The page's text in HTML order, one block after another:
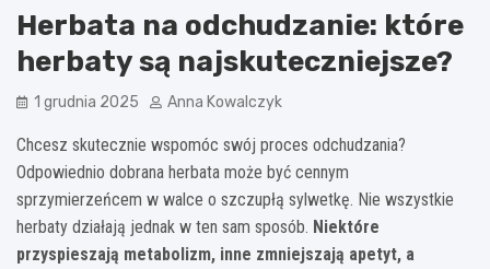
Herbata na odchudzanie: które
herbaty są najskuteczniejsze?
1 grudnia 2025 Anna Kowalczyk
Chcesz skutecznie wspomóc swój proces odchudzania?
Odpowiednio dobrana herbata może być cennym
sprzymierzeńcem w walce o szczupłą sylwetkę. Nie wszystkie
herbaty działają jednak w ten sam sposób. Niektóre
przyspieszają metabolizm, inne zmniejszają apetyt, a